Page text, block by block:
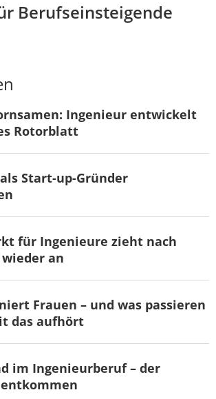
Berufseinsteigende
Ingenieur entwickelt
Rotorblatt
Start-up-Gründer
für Ingenieure zieht nach
an
Frauen – und was passieren
das aufhört
im Ingenieurberuf – der